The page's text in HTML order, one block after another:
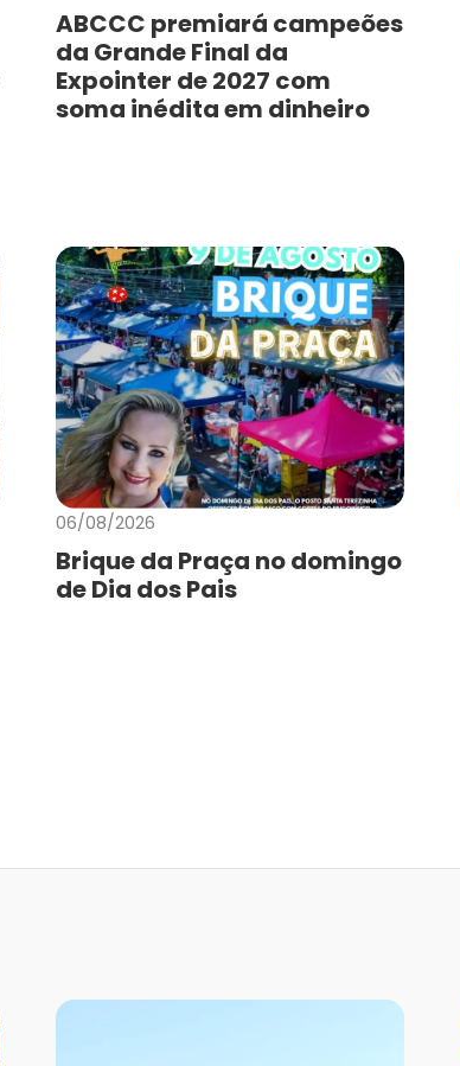
ABCCC premiará campeões
da Grande Final da
Expointer de 2027 com
soma inédita em dinheiro
06/08/2026
Brique da Praça no domingo
de Dia dos Pais